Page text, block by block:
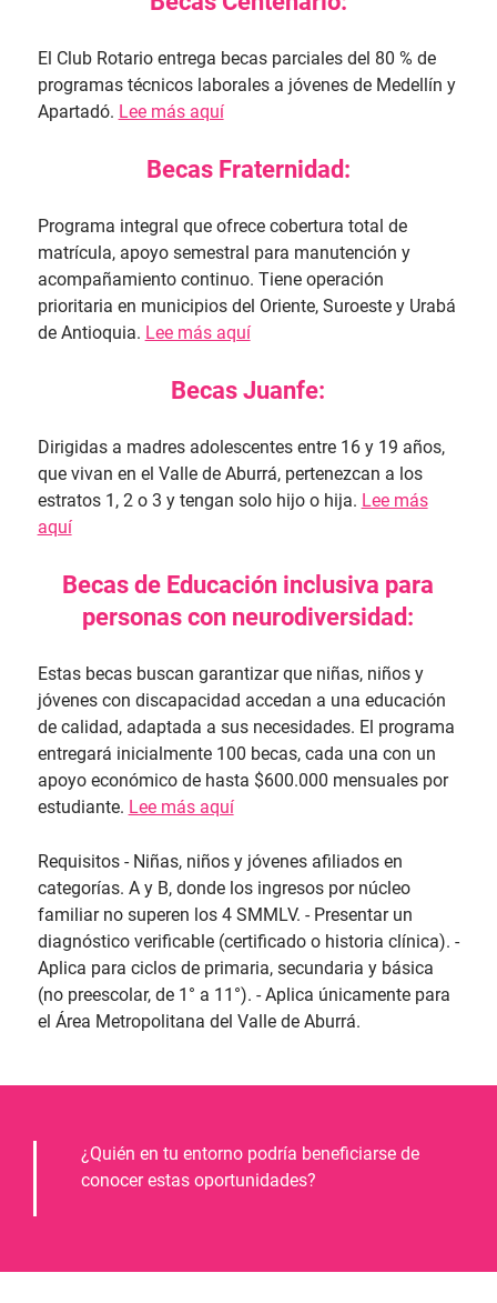
El Club Rotario entrega becas parciales del 80 % de
programas técnicos laborales a jóvenes de Medellín y
Apartadó. Lee más aquí
Becas Fraternidad:
Programa integral que ofrece cobertura total de
matrícula, apoyo semestral para manutención y
acompañamiento continuo. Tiene operación
prioritaria en municipios del Oriente, Suroeste y Urabá
de Antioquia. Lee más aquí
Becas Juanfe:
Dirigidas a madres adolescentes entre 16 y 19 años,
que vivan en el Valle de Aburrá, pertenezcan a los
estratos 1, 2 o 3 y tengan solo hijo o hija. Lee más
aquí
Becas de Educación inclusiva para
personas con neurodiversidad:
Estas becas buscan garantizar que niñas, niños y
jóvenes con discapacidad accedan a una educación
de calidad, adaptada a sus necesidades. El programa
entregará inicialmente 100 becas, cada una con un
apoyo económico de hasta $600.000 mensuales por
estudiante. Lee más aquí
Requisitos - Niñas, niños y jóvenes afiliados en
categorías. A y B, donde los ingresos por núcleo
familiar no superen los 4 SMMLV. - Presentar un
diagnóstico verificable (certificado o historia clínica). -
Aplica para ciclos de primaria, secundaria y básica
(no preescolar, de 1° a 11°). - Aplica únicamente para
el Área Metropolitana del Valle de Aburrá.
¿Quién en tu entorno podría beneficiarse de
conocer estas oportunidades?